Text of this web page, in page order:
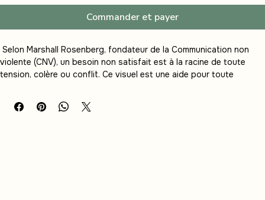
Ajouter au panier
Selon Marshall Rosenberg, fondateur de la Communication non
personnes qui souhaite pratiquer la CNV avec les enfants.